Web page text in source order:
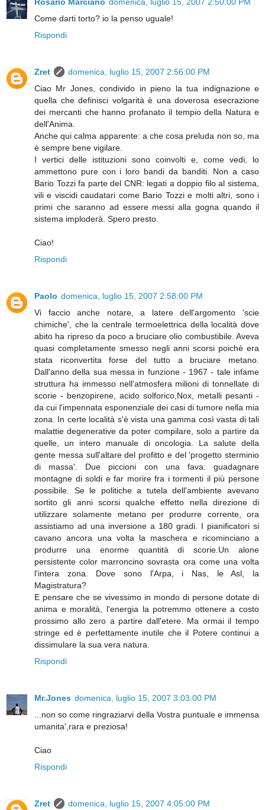
Rosario Marcianò domenica, luglio 15, 2007 2:50:00 PM
Come darti torto? io la penso uguale!
Rispondi
Zret
domenica, luglio 15, 2007 2:56:00 PM
Ciao Mr Jones, condivido in pieno la tua indignazione e
quella che definisci volgarità è una doverosa esecrazione
dei mercanti che hanno profanato il tempio della Natura e
dell'Anima.
Anche qui calma apparente: a che cosa preluda non so, ma
è sempre bene vigilare.
I vertici delle istituzioni sono coinvolti e, come vedi, lo
ammettono pure con i loro bandi da banditi. Non a caso
Bario Tozzi fa parte del CNR: legati a doppio filo al sistema,
vili e viscidi caudatari come Bario Tozzi e molti altri, sono i
primi che saranno ad essere messi alla gogna quando il
sistema imploderà. Spero presto.
Ciao!
Rispondi
Paolo domenica, luglio 15, 2007 2:58:00 PM
Vi faccio anche notare, a latere dell'argomento 'scie
chimiche', che la centrale termoelettrica della località dove
abito ha ripreso da poco a bruciare olio combustibile. Aveva
quasi completamente smesso negli anni scorsi poichè era
stata riconvertita forse del tutto a bruciare metano.
Dall'anno della sua messa in funzione - 1967 - tale infame
struttura ha immesso nell'atmosfera milioni di tonnellate di
scorie - benzopirene, acido solforico,Nox, metalli pesanti -
da cui l'impennata esponenziale dei casi di tumore nella mia
zona. In certe località s'è vista una gamma così vasta di tali
malattie degenerative da poter compilare, solo a partire da
quelle, un intero manuale di oncologia. La salute della
gente messa sull'altare del profitto e del 'progetto sterminio
di massa'. Due piccioni con una fava: guadagnare
montagne di soldi e far morire fra i tormenti il più persone
possibile. Se le politiche a tutela dell'ambiente avevano
sortito gli anni scorsi qualche effetto nella direzione di
utilizzare solamente metano per produrre corrente, ora
assistiamo ad una inversione a 180 gradi. I pianificatori si
cavano ancora una volta la maschera e ricominciano a
produrre una enorme quantità di scorie.Un alone
persistente color marroncino sovrasta ora come una volta
l'intera zona. Dove sono l'Arpa, i Nas, le Asl, la
Magistratura?
E pensare che se vivessimo in mondo di persone dotate di
anima e moralità, l'energia la potremmo ottenere a costo
prossimo allo zero a partire dall'etere. Ma ormai il tempo
stringe ed è perfettamente inutile che il Potere continui a
dissimulare la sua vera natura.
Rispondi
Mr.Jones domenica, luglio 15, 2007 3:03:00 PM
...non so come ringraziarvi della Vostra puntuale e immensa
umanita',rara e preziosa!
Ciao
Rispondi
Zret
domenica, luglio 15, 2007 4:05:00 PM